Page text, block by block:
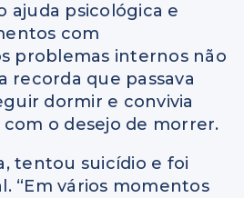
ajuda psicológica e
com
problemas internos não
recorda que passava
dormir e convivia
o desejo de morrer.
tentou suicídio e foi
“Em vários momentos